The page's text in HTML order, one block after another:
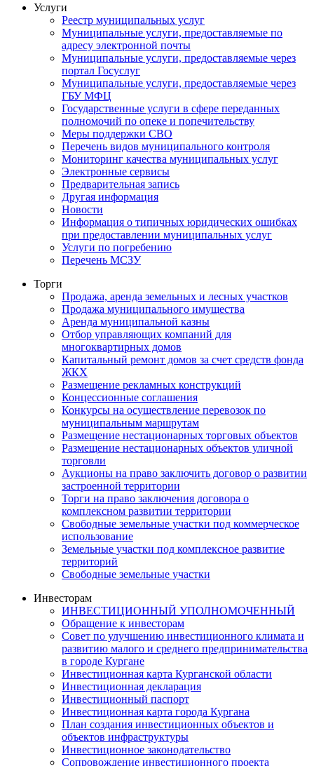
Услуги
Реестр муниципальных услуг
Муниципальные услуги, предоставляемые по
адресу электронной почты
Муниципальные услуги, предоставляемые через
портал Госуслуг
Муниципальные услуги, предоставляемые через
ГБУ МФЦ
Государственные услуги в сфере переданных
полномочий по опеке и попечительству
Меры поддержки СВО
Перечень видов муниципального контроля
Мониторинг качества муниципальных услуг
Электронные сервисы
Предварительная запись
Другая информация
Новости
Информация о типичных юридических ошибках
при предоставлении муниципальных услуг
Услуги по погребению
Перечень МСЗУ
Торги
Продажа, аренда земельных и лесных участков
Продажа муниципального имущества
Аренда муниципальной казны
Отбор управляющих компаний для
многоквартирных домов
Капитальный ремонт домов за счет средств фонда
ЖКХ
Размещение рекламных конструкций
Концессионные соглашения
Конкурсы на осуществление перевозок по
муниципальным маршрутам
Размещение нестационарных торговых объектов
Размещение нестационарных объектов уличной
торговли
Аукционы на право заключить договор о развитии
застроенной территории
Торги на право заключения договора о
комплексном развитии территории
Свободные земельные участки под коммерческое
использование
Земельные участки под комплексное развитие
территорий
Свободные земельные участки
Инвесторам
ИНВЕСТИЦИОННЫЙ УПОЛНОМОЧЕННЫЙ
Обращение к инвесторам
Совет по улучшению инвестиционного климата и
развитию малого и среднего предпринимательства
в городе Кургане
Инвестиционная карта Курганской области
Инвестиционная декларация
Инвестиционный паспорт
Инвестиционная карта города Кургана
План создания инвестиционных объектов и
объектов инфраструктуры
Инвестиционное законодательство
Сопровождение инвестиционного проекта